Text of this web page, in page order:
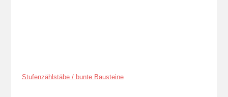
Stufenzählstäbe / bunte Bausteine